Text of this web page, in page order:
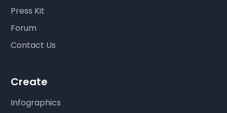
Press Kit
Forum
Contact Us
Create
Infographics